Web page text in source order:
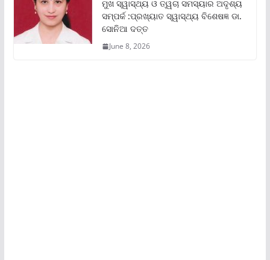
ମୁଖ ସ୍ୱାସ୍ଥ୍ୟ ଓ ତ୍ୱଚା ସମସ୍ୟାର ଅଦୃଶ୍ୟ
ସମ୍ପର୍କ :ପ୍ରଖ୍ୟାତ ସ୍ୱାସ୍ଥ୍ୟ ବିଶେଷଜ୍ଞ ଡା.
ସୋନିଆ ଦତ୍ତ
June 8, 2026